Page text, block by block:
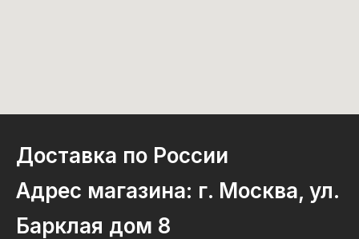
Доставка по России
Адрес магазина: г. Москва, ул.
Барклая дом 8